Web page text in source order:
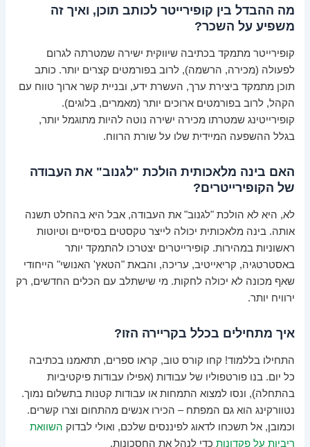
מה ההבדל בין קופירייטר לכותב תוכן, ואיך זה
משפיע על השכר?
קופירייטר מתמקד בכתיבה שיווקית ישירה שמטרתה לגרום
לפעולה (מכירה, הרשמה), לרוב בפורמטים קצרים יותר. כותב
תוכן מתמקד ביצירת ערך, העשרת ידע, ובניית קשר ארוך טווח עם
הקהל, לרוב בפורמטים ארוכים יותר (מאמרים, בלוגים).
קופירייטינג שמטרתו מכירה ישירה נוטה להיות מתוגמל יותר,
בגלל ההשפעה המיידית שלו על שורת הרווח.
האם בינה מלאכותית הולכת "לגנוב" את העבודה
של הקופירייטרים?
לא, היא לא הולכת "לגנוב" את העבודה, אבל היא בהחלט תשנה
אותה. בינה מלאכותית יכולה לייצר טקסטים בסיסיים וטיוטות
ראשוניות במהירות. קופירייטרים יצטרכו להתמקד יותר
באסטרטגיה, קריאייטיב, עריכה, והבאת "הטאץ' האנושי" הייחודי
שאף מכונה לא יכולה לחקות. מי שישתלב עם הכלים החדשים, רק
ירוויח יותר.
איך מתחילים בכלל בקריירה הזו?
התחילו בללמוד! קחו קורס טוב, קראו ספרים, תתאמנו בכתיבה
כל יום. בנו פורטפוליו של עבודות (אפילו עבודות פיקטיביות
בהתחלה), ונסו למצוא התמחות או עבודות קטנות בתשלום נמוך.
נטוורקינג הוא גם המפתח – הכירו אנשים מהתחום וצרו קשרים.
וכמובן, אל תשכחו לדאוג לפיננסים שלכם, ואולי לבדוק השוואת
ריביות על פקדונות כדי לנהל את החסכונות.